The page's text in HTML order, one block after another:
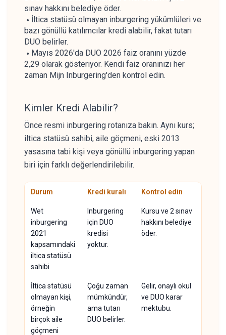
sınav hakkını belediye öder.
İltica statüsü olmayan inburgering yükümlüleri ve
bazı gönüllü katılımcılar kredi alabilir, fakat tutarı
DUO belirler.
Mayıs 2026'da DUO 2026 faiz oranını yüzde
2,29 olarak gösteriyor. Kendi faiz oranınızı her
zaman Mijn Inburgering'den kontrol edin.
Kimler Kredi Alabilir?
Önce resmi inburgering rotanıza bakın. Aynı kurs;
iltica statüsü sahibi, aile göçmeni, eski 2013
yasasına tabi kişi veya gönüllü inburgering yapan
biri için farklı değerlendirilebilir.
Durum Kredi kuralı Kontrol edin
Wet
inburgering
2021
kapsamındaki
iltica statüsü
sahibi
Inburgering
için DUO
kredisi
yoktur.
Kursu ve 2 sınav
hakkını belediye
öder.
İltica statüsü
olmayan kişi,
örneğin
birçok aile
göçmeni
Çoğu zaman
mümkündür,
ama tutarı
DUO belirler.
Gelir, onaylı okul
ve DUO karar
mektubu.